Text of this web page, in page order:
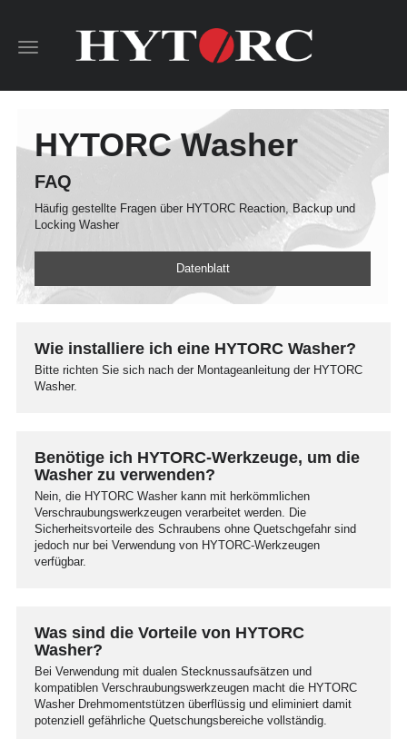
Toggle
HYTORC Washer
FAQ
Häufig gestellte Fragen über HYTORC Reaction, Backup und
Locking Washer
Datenblatt
Wie installiere ich eine HYTORC Washer?
Bitte richten Sie sich nach der Montageanleitung der HYTORC
Washer.
Benötige ich HYTORC-Werkzeuge, um die
Washer zu verwenden?
Nein, die HYTORC Washer kann mit herkömmlichen
Verschraubungswerkzeugen verarbeitet werden. Die
Sicherheitsvorteile des Schraubens ohne Quetschgefahr sind
jedoch nur bei Verwendung von HYTORC-Werkzeugen
verfügbar.
Was sind die Vorteile von HYTORC
Washer?
Bei Verwendung mit dualen Stecknussaufsätzen und
kompatiblen Verschraubungswerkzeugen macht die HYTORC
Washer Drehmomentstützen überflüssig und eliminiert damit
potenziell gefährliche Quetschungsbereiche vollständig.